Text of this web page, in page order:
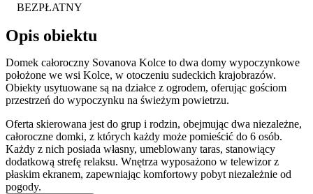
BEZPŁATNY
Opis obiektu
Domek całoroczny Sovanova Kolce to dwa domy wypoczynkowe
położone we wsi Kolce, w otoczeniu sudeckich krajobrazów.
Obiekty usytuowane są na działce z ogrodem, oferując gościom
przestrzeń do wypoczynku na świeżym powietrzu.
Oferta skierowana jest do grup i rodzin, obejmując dwa niezależne,
całoroczne domki, z których każdy może pomieścić do 6 osób.
Każdy z nich posiada własny, umeblowany taras, stanowiący
dodatkową strefę relaksu. Wnętrza wyposażono w telewizor z
płaskim ekranem, zapewniając komfortowy pobyt niezależnie od
pogody.